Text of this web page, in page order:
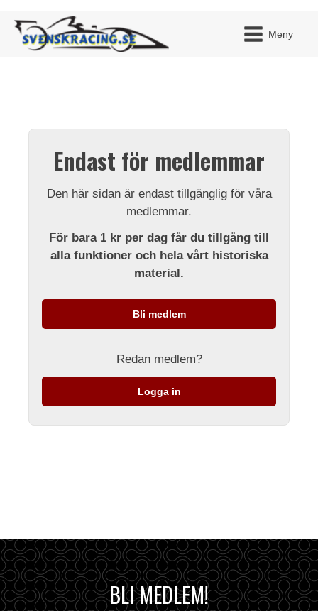
Meny
Endast för medlemmar
Den här sidan är endast tillgänglig för våra
medlemmar.
För bara 1 kr per dag får du tillgång till
alla funktioner och hela vårt historiska
material.
Bli medlem
Redan medlem?
Logga in
BLI MEDLEM!